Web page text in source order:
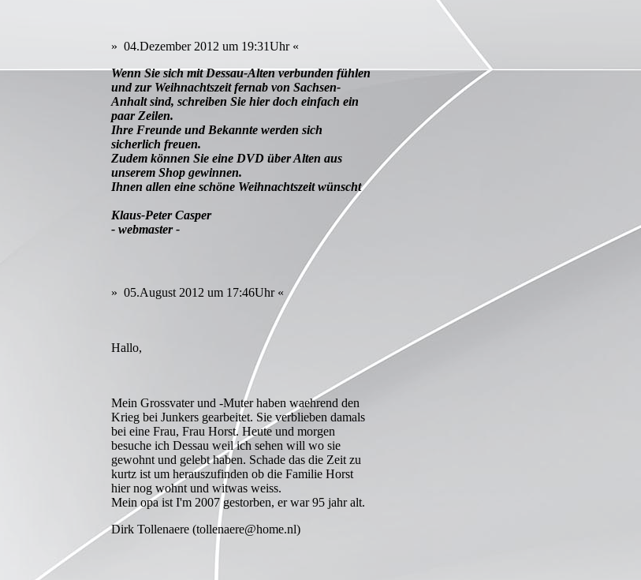
» 04.Dezember 2012 um 19:31Uhr «
Wenn Sie sich mit Dessau-Alten verbunden fühlen
und zur Weihnachtszeit fernab von Sachsen-
Anhalt sind, schreiben Sie hier doch einfach ein
paar Zeilen.
Ihre Freunde und Bekannte werden sich
sicherlich freuen.
Zudem können Sie eine DVD über Alten aus
unserem Shop gewinnen.
Ihnen allen eine schöne Weihnachtszeit wünscht
Klaus-Peter Casper
- webmaster -
» 05.August 2012 um 17:46Uhr «
Hallo,
Mein Grossvater und -Muter haben waehrend den
Krieg bei Junkers gearbeitet. Sie verblieben damals
bei eine Frau, Frau Horst. Heute und morgen
besuche ich Dessau weil ich sehen will wo sie
gewohnt und gelebt haben. Schade das die Zeit zu
kurtz ist um herauszufinden ob die Familie Horst
hier nog wohnt und witwas weiss.
Mein opa ist I'm 2007 gestorben, er war 95 jahr alt.
Dirk Tollenaere (tollenaere@home.nl)